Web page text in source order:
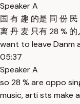
Speaker A
国 有 趣 的是 同 份
离 丹 麦 只有 28 %
want to leave Danm
05:37
Speaker A
so 28 % are oppo
music, arti sts make